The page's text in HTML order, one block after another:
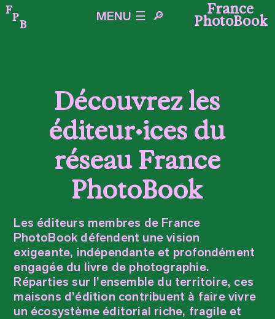
France
PhotoBook
MENU ☰ 🔎︎
F
P
B
Découvrez les
éditeur•ices du
réseau France
PhotoBook
Les éditeurs membres de France
PhotoBook défendent une vision
exigeante, indépendante et profondément
engagée du livre de photographie.
Réparties sur l’ensemble du territoire, ces
maisons d’édition contribuent à faire vivre
un écosystème éditorial riche, fragile et